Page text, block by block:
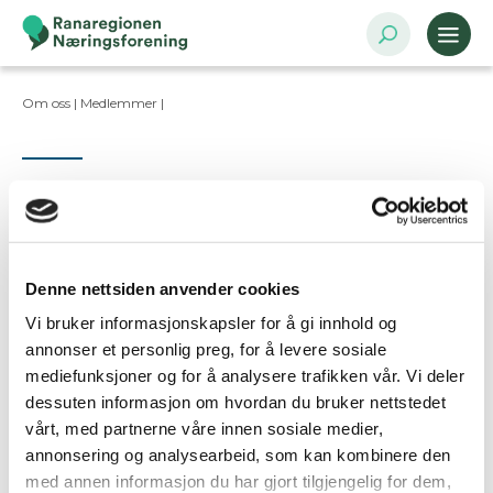
Denne nettsiden anvender cookies
Vi bruker informasjonskapsler for å gi innhold og
annonser et personlig preg, for å levere sosiale
mediefunksjoner og for å analysere trafikken vår. Vi deler
dessuten informasjon om hvordan du bruker nettstedet
vårt, med partnerne våre innen sosiale medier,
annonsering og analysearbeid, som kan kombinere den
med annen informasjon du har gjort tilgjengelig for dem,
Om oss | Medlemmer |
Ta kontakt
Er dette din bedriftsprofil?
Klikk her for å be om redigeringstilgang